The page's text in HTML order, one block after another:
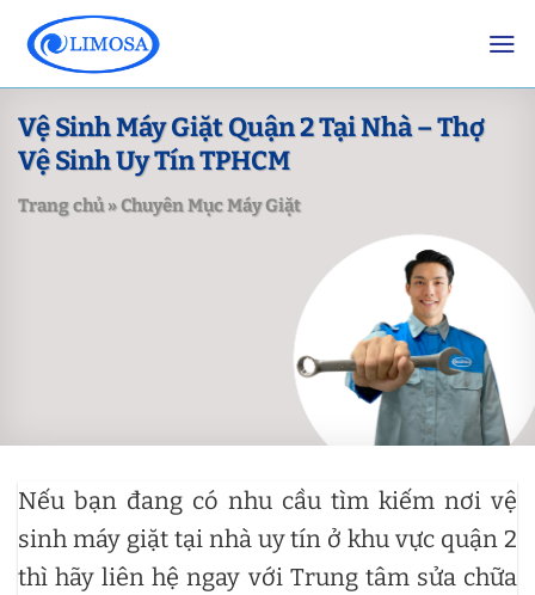
content
Vệ Sinh Máy Giặt Quận 2 Tại Nhà – Thợ
Vệ Sinh Uy Tín TPHCM
Trang chủ»Chuyên Mục Máy Giặt
Nếu bạn đang có nhu cầu tìm kiếm nơi vệ
sinh máy giặt tại nhà uy tín ở khu vực quận 2
thì hãy liên hệ ngay với Trung tâm sửa chữa